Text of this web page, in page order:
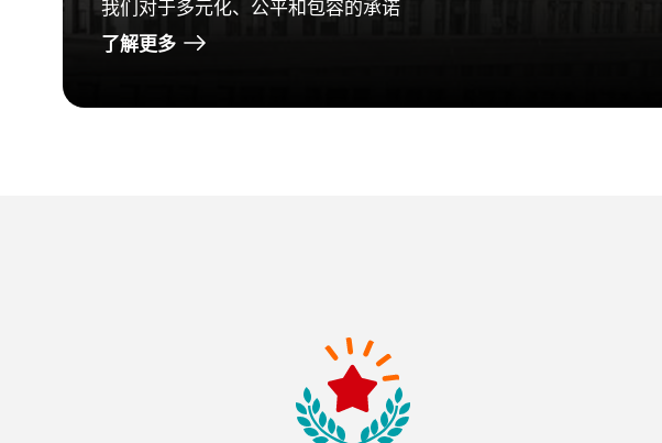
我们对于多元化、公平和包容的承诺
了解更多